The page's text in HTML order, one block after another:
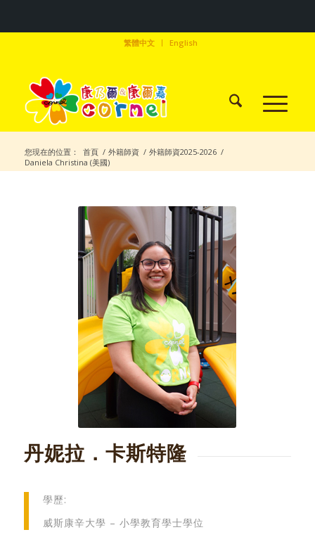
繁體中文 English
您現在的位置： 首頁 / 外籍師資 / 外籍師資2025-2026 /
Daniela Christina (美國)
丹妮拉．卡斯特隆
學歷:
威斯康辛大學 – 小學教育學士學位